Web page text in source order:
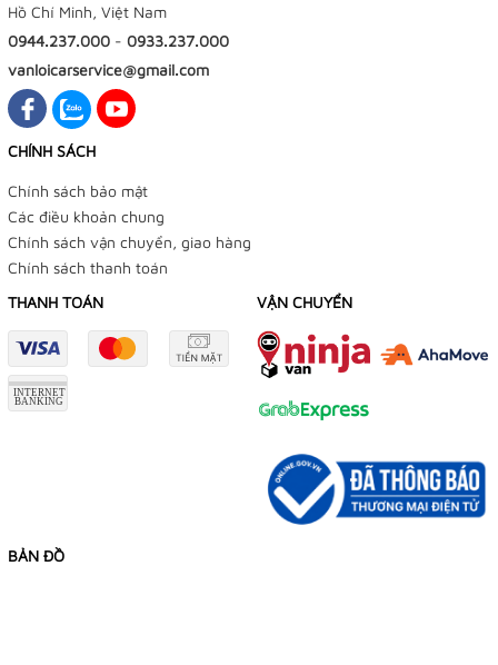
Hồ Chí Minh, Việt Nam
0944.237.000 - 0933.237.000
vanloicarservice@gmail.com
CHÍNH SÁCH
Chính sách bảo mật
Các điều khoản chung
Chính sách vận chuyển, giao hàng
Chính sách thanh toán
THANH TOÁN
VẬN CHUYỂN
BẢN ĐỒ